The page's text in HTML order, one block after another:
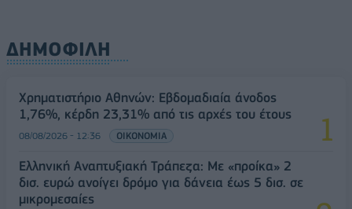
ΔΗΜΟΦΙΛΗ
Χρηματιστήριο Αθηνών: Εβδομαδιαία άνοδος
1,76%, κέρδη 23,31% από τις αρχές του έτους
08/08/2026 - 12:36 ΟΙΚΟΝΟΜΙΑ
Ελληνική Αναπτυξιακή Τράπεζα: Με «προίκα» 2
δισ. ευρώ ανοίγει δρόμο για δάνεια έως 5 δισ. σε
μικρομεσαίες